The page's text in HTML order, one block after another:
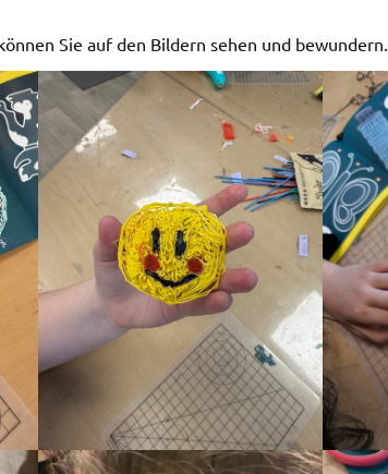
Sie auf den Bildern sehen und bewundern.